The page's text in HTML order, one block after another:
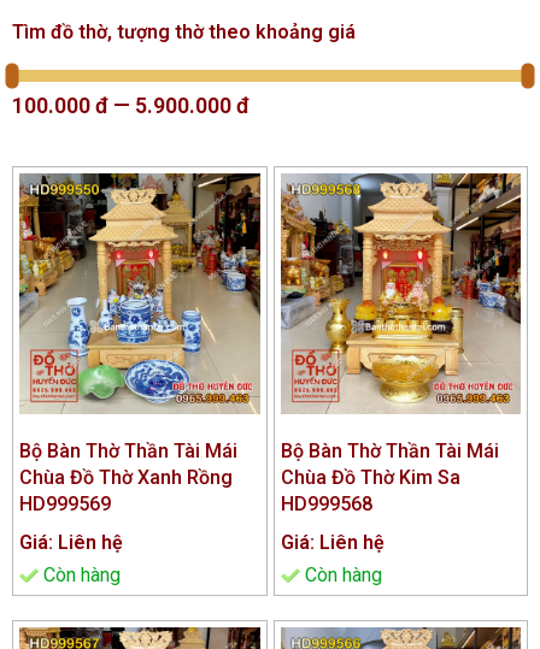
Tìm đồ thờ, tượng thờ theo khoảng giá
100.000đ — 5.900.000đ
Bộ Bàn Thờ Thần Tài Mái
Chùa Đồ Thờ Xanh Rồng
HD999569
Giá: Liên hệ
Còn hàng
Bộ Bàn Thờ Thần Tài Mái
Chùa Đồ Thờ Kim Sa
HD999568
Giá: Liên hệ
Còn hàng